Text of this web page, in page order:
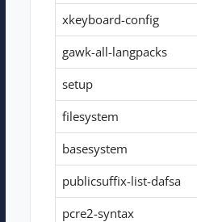
xkeyboard-config
gawk-all-langpacks
setup
filesystem
basesystem
publicsuffix-list-dafsa
pcre2-syntax